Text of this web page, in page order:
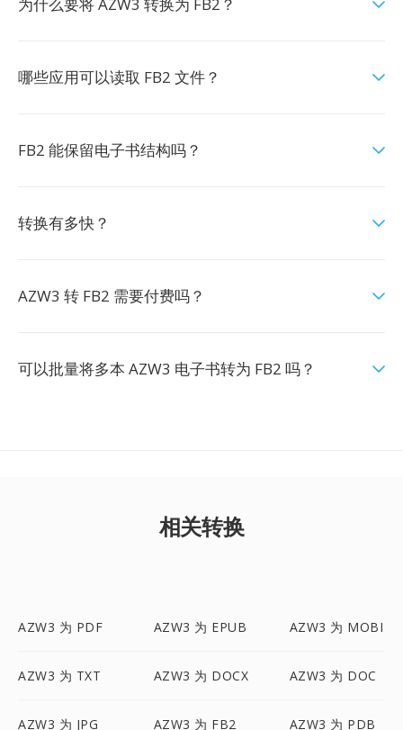
哪些应用可以读取 FB2 文件？
FB2 能保留电子书结构吗？
转换有多快？
AZW3 转 FB2 需要付费吗？
可以批量将多本 AZW3 电子书转为 FB2 吗？
相关转换
AZW3 为 PDF AZW3 为 EPUB AZW3 为 MOBI
AZW3 为 TXT AZW3 为 DOCX AZW3 为 DOC
AZW3 为 JPG AZW3 为 FB2 AZW3 为 PDB